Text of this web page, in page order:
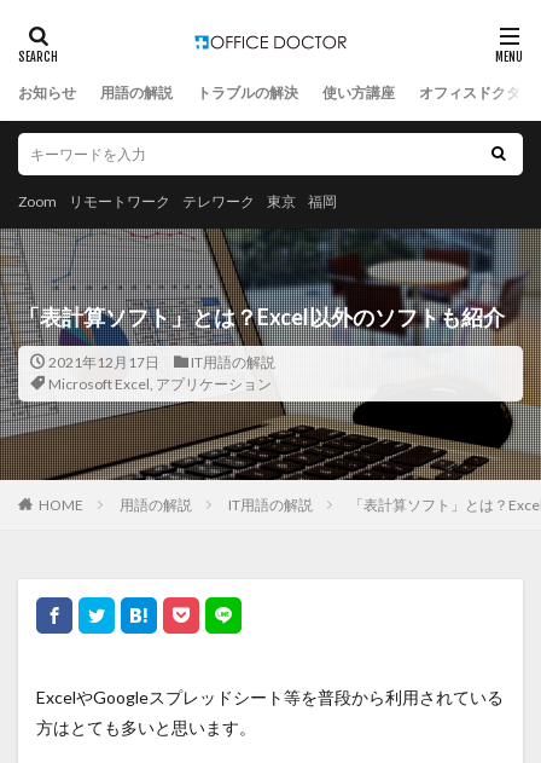
お知らせ 用語の解説 トラブルの解決 使い方講座 オフィスドクター
Zoom リモートワーク テレワーク 東京 福岡
「表計算ソフト」とは？Excel以外のソフトも紹介
2021年12月17日
IT用語の解説
Microsoft Excel, アプリケーション
HOME 用語の解説 IT用語の解説 「表計算ソフト」とは？
ExcelやGoogleスプレッドシート等を普段から利用されている
方はとても多いと思います。